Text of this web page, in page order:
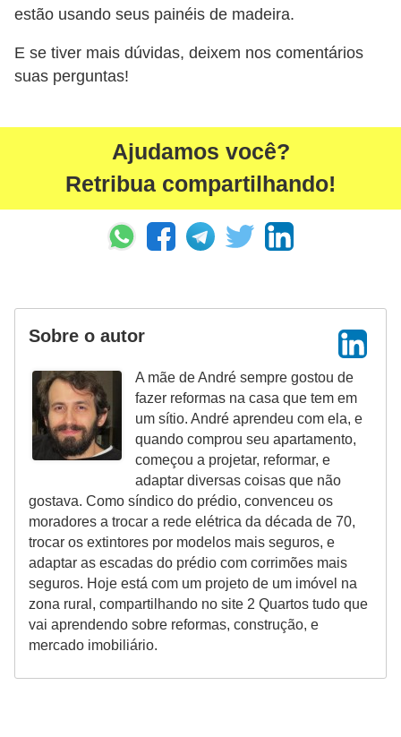
estão usando seus painéis de madeira.
E se tiver mais dúvidas, deixem nos comentários
suas perguntas!
Ajudamos você?
Retribua compartilhando!
Sobre o autor
A mãe de André sempre gostou de
fazer reformas na casa que tem em
um sítio. André aprendeu com ela, e
quando comprou seu apartamento,
começou a projetar, reformar, e
adaptar diversas coisas que não
gostava. Como síndico do prédio, convenceu os
moradores a trocar a rede elétrica da década de 70,
trocar os extintores por modelos mais seguros, e
adaptar as escadas do prédio com corrimões mais
seguros. Hoje está com um projeto de um imóvel na
zona rural, compartilhando no site 2 Quartos tudo que
vai aprendendo sobre reformas, construção, e
mercado imobiliário.